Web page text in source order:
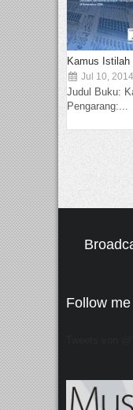
Kamus Istilah
Jul 10, 2014
Judul Buku:
Pengarang:...
Follow